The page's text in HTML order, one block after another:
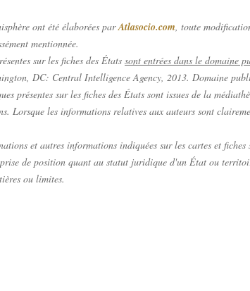
ont été élaborées parAtlasocio.com , toute
mentionnée.
sur les fiches des États sont entrées dans le domaine
DC: Central Intelligence Agency, 2013. Domaine
présentes sur les fiches des États sont issues de la
. Lorsque les informations relatives aux auteurs sont
et autres informations indiquées sur les cartes et
de position quant au statut juridique d'un État ou
ou limites.